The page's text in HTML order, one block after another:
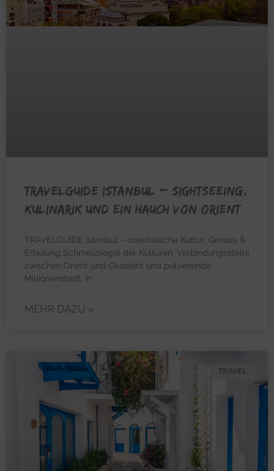
TRAVELGUIDE ISTANBUL – Sightseeing,
Kulinarik und ein Hauch von Orient
TRAVELGUIDE Istanbul – orientalische Kultur, Genuss &
Erholung Schmelztiegel der Kulturen, Verbindungsstelle
zwischen Orient und Okzident und pulsierende
Millionenstadt. In
MEHR DAZU »
TRAVEL